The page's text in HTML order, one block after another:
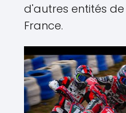
d'autres entités
France.